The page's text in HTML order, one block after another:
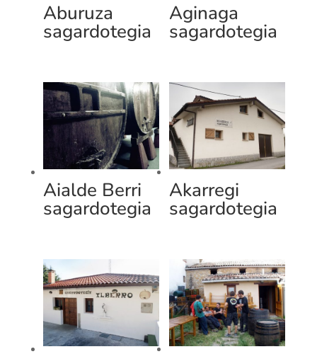
Aburuza
sagardotegia
Aginaga
sagardotegia
Aialde Berri
sagardotegia
Akarregi
sagardotegia